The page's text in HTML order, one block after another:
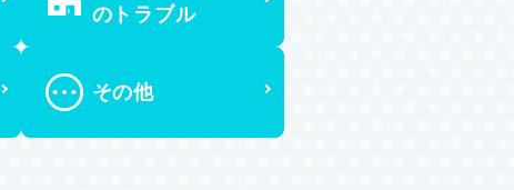
のトラブル
その他